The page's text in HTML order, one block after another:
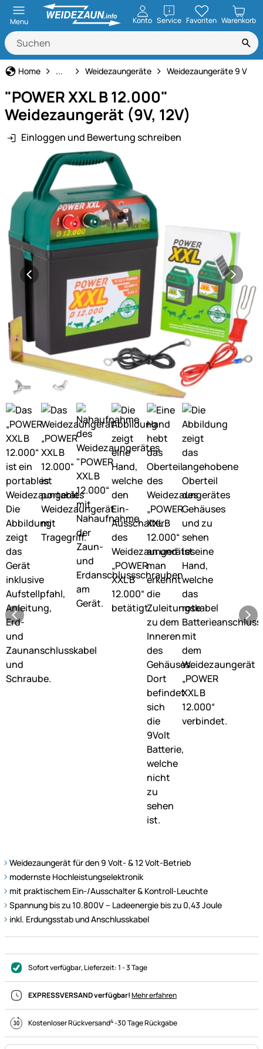
Menu Konto ServiceöffnenFavoriten Warenkorb
Home Weidezaun
... Weidezaungeräte Weidezaungeräte 9 V
"POWER XXL B 12.000"
Weidezaungerät (9V, 12V)
Einloggen und Bewertung schreiben
Produktgalerie
Weidezaungerät für den 9 Volt- & 12 Volt-Betrieb
modernste Hochleistungselektronik
mit praktischem Ein-/Ausschalter & Kontroll-Leuchte
Spannung bis zu 10.800V – Ladeenergie bis zu 0,43 Joule
inkl. Erdungsstab und Anschlusskabel
Sofort verfügbar, Lieferzeit:1 - 3 Tage
EXPRESSVERSAND verfügbar!Mehr erfahren
Kostenloser Rückversand4-30 Tage Rückgabe